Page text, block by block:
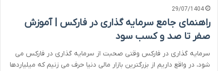
29/07/1404
راهنمای جامع سرمایه گذاری در فارکس | آموزش
صفر تا صد و کسب سود
سرمایه گذاری در فارکس وقتی صحبت از سرمایه گذاری در فارکس می
شود، در واقع داریم از بزرگترین بازار مالی دنیا حرف می زنیم که میلیاردها